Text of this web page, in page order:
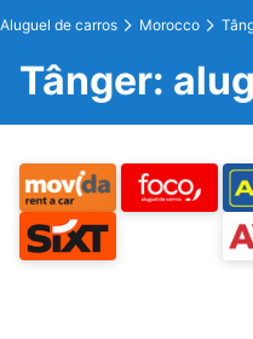
Aluguel de carros Morocco
Tânger: